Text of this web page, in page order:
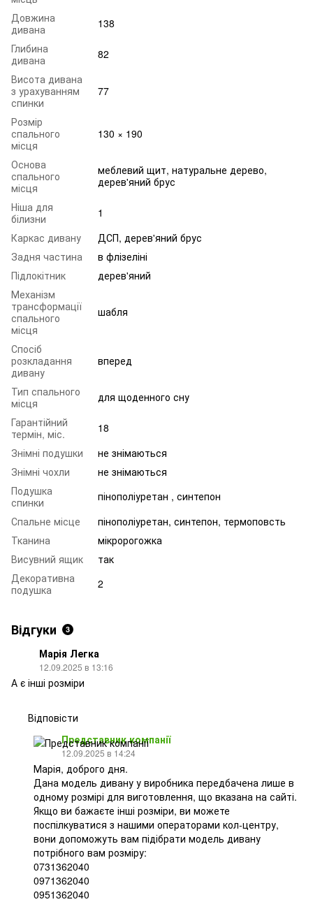
Довжина
дивана
138
Глибина
дивана
82
Висота дивана
з урахуванням
спинки
77
Розмір
спального
місця
130 × 190
Основа
спального
місця
меблевий щит, натуральне дерево,
дерев'яний брус
Ніша для
білизни
1
Каркас дивану
ДСП, дерев'яний брус
Задня частина
в флізеліні
Підлокітник
дерев'яний
Механізм
трансформації
спального
місця
шабля
Спосіб
розкладання
дивану
вперед
Тип спального
місця
для щоденного сну
Гарантійний
термін, міс.
18
Знімні подушки
не знімаються
Знімні чохли
не знімаються
Подушка
спинки
пінополіуретан , синтепон
Спальне місце
пінополіуретан, синтепон, термоповсть
Тканина
мікророгожка
Висувний ящик
так
Декоративна
подушка
2
Відгуки 3
Марія Легка
12.09.2025 в 13:16
А є інші розміри
Відповісти
Представник компанії
12.09.2025 в 14:24
Марія, доброго дня.
Дана модель дивану у виробника передбачена лише в
одному розмірі для виготовлення, що вказана на сайті.
Якщо ви бажаєте інші розміри, ви можете
поспілкуватися з нашими операторами кол-центру,
вони допоможуть вам підібрати модель дивану
потрібного вам розміру:
0731362040
0971362040
0951362040